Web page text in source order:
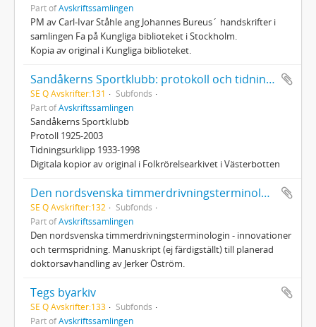
Part ofAvskriftssamlingen
PM av Carl-Ivar Ståhle ang Johannes Bureus´ handskrifter i
samlingen Fa på Kungliga biblioteket i Stockholm.
Kopia av original i Kungliga biblioteket.
Sandåkerns Sportklubb: protokoll och tidningsklipp
SE Q Avskrifter:131
Subfonds
Part ofAvskriftssamlingen
Sandåkerns Sportklubb
Protoll 1925-2003
Tidningsurklipp 1933-1998
Digitala kopior av original i Folkrörelsearkivet i Västerbotten
Den nordsvenska timmerdrivningsterminologin - innovationer och termspridning
SE Q Avskrifter:132
Subfonds
Part ofAvskriftssamlingen
Den nordsvenska timmerdrivningsterminologin - innovationer
och termspridning. Manuskript (ej färdigställt) till planerad
doktorsavhandling av Jerker Öström.
Tegs byarkiv
SE Q Avskrifter:133
Subfonds
Part ofAvskriftssamlingen